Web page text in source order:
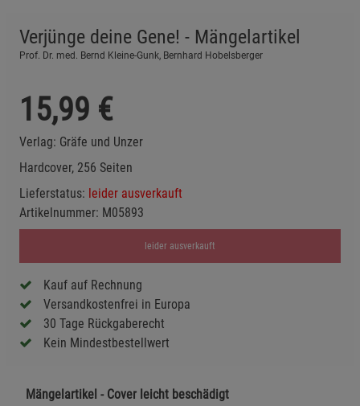
Verjünge deine Gene! - Mängelartikel
Prof. Dr. med. Bernd Kleine-Gunk, Bernhard Hobelsberger
15,99 €
Verlag: Gräfe und Unzer
Hardcover, 256 Seiten
Lieferstatus: leider ausverkauft
Artikelnummer: M05893
leider ausverkauft
Kauf auf Rechnung
Versandkostenfrei in Europa
30 Tage Rückgaberecht
Kein Mindestbestellwert
Mängelartikel - Cover leicht beschädigt